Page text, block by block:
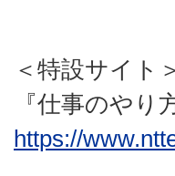
＜特設サイト
『仕事のや
https://